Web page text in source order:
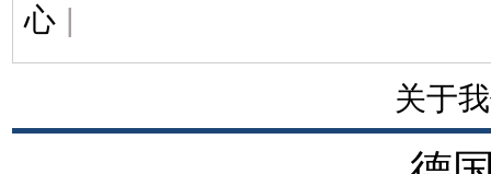
心 |
关于